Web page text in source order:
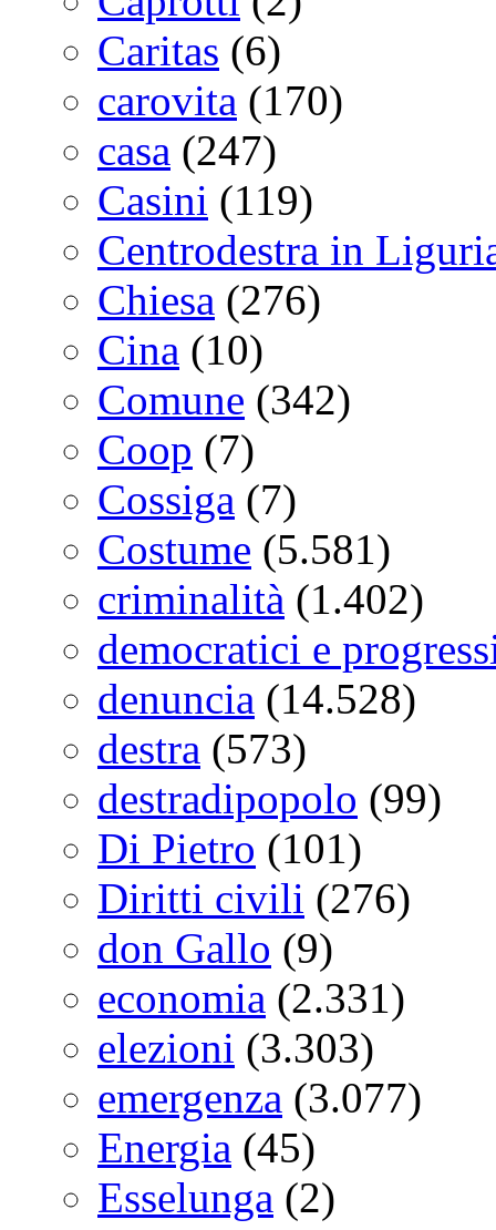
Caritas (6)
carovita (170)
casa (247)
Casini (119)
Centrodestra in
Chiesa (276)
Cina (10)
Comune (342)
Coop (7)
Cossiga (7)
Costume (5.581)
criminalità (1.402)
democratici e
denuncia (14.528)
destra (573)
destradipopolo (99)
Di Pietro (101)
Diritti civili (276)
don Gallo (9)
economia (2.331)
elezioni (3.303)
emergenza (3.077)
Energia (45)
Esselunga (2)